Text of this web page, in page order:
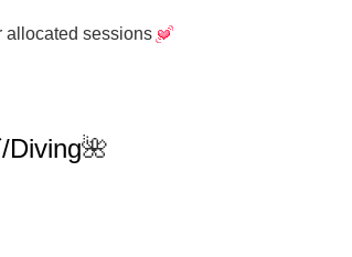
allocated sessions
Diving🌺